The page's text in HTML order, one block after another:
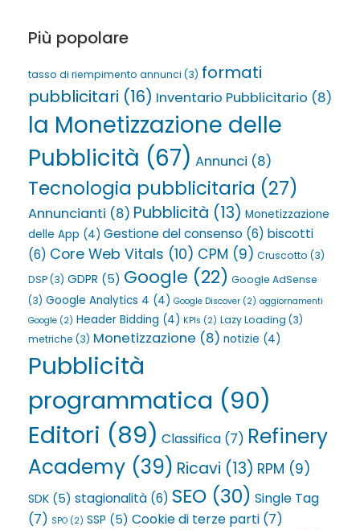
Più popolare
tasso di riempimento annunci (3) formati
pubblicitari (16) Inventario Pubblicitario (8)
la Monetizzazione delle
Pubblicità (67) Annunci (8)
Tecnologia pubblicitaria (27)
Annuncianti (8) Pubblicità (13) Monetizzazione
delle App (4) Gestione del consenso (6) biscotti
(6) Core Web Vitals (10) CPM (9) Cruscotto (3)
DSP(3) GDPR (5) Google (22) Google AdSense
(3) Google Analytics 4 (4) Google Discover (2) aggiornamenti
Google (2) Header Bidding (4) KPIs (2) Lazy Loading (3)
metriche (3) Monetizzazione (8) notizie (4)
Pubblicità
programmatica (90)
Editori (89) Classifica (7) Refinery
Academy (39) Ricavi (13) RPM (9)
SDK (5) stagionalità (6) SEO (30) Single Tag
(7) SPO (2) SSP (5) Cookie di terze parti (7)